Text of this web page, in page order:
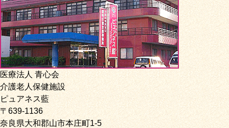
医療法人 青心会
介護老人保健施設
ピュアネス藍
〒639-1136
奈良県大和郡山市本庄町1-5